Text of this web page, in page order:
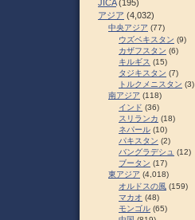
JICA(195)
アジア (4,032)
中央アジア (77)
ウズベキスタン (9)
カザフスタン (6)
キルギス (15)
タジキスタン (7)
トルクメニスタン (3)
南アジア (118)
インド (36)
スリランカ (18)
ネパール (10)
パキスタン (2)
バングラデシュ (12)
ブータン (17)
東アジア (4,018)
オルドスの風 (159)
マカオ (48)
モンゴル (65)